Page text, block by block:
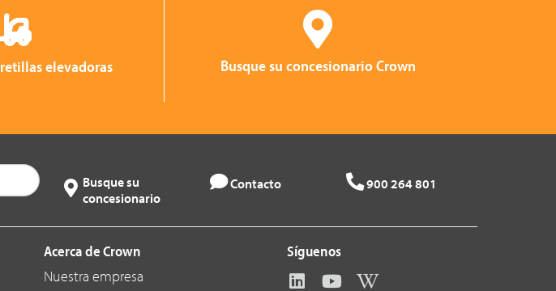
elevadoras Busque su concesionario Crown
Busque su
concesionario
Contacto 900 264 801
Acerca de Crown
Nuestra empresa
Síguenos